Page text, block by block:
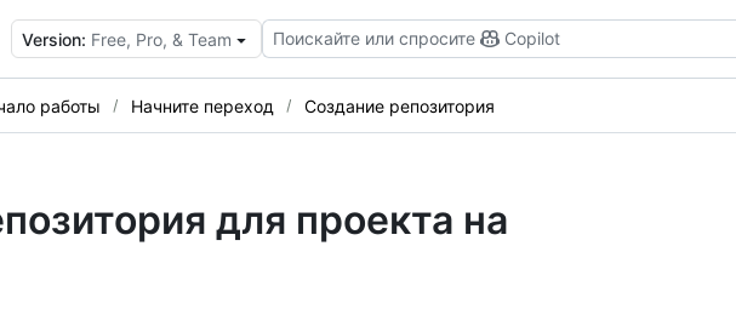
Version: Free, Pro, & Team Поискайте или спросите Copilot
работы Начните переход Создание репозитория
для проекта на